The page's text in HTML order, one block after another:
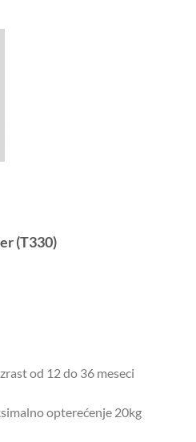
(T330)
od 12 do 36 meseci
opterećenje 20kg